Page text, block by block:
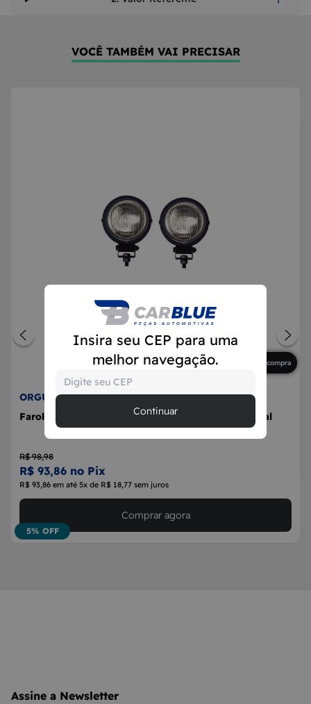
Insira seu CEP para uma
melhor navegação.
Continuar
VOCÊ TAMBÉM VAI PRECISAR
Primeira compra
ORGUS
Farol Milha Auxiliar Redondo Milha 92mm Universal
R$ 98,98
R$ 93,86 no Pix
R$ 93,86 em até 5x de R$ 18,77 sem juros
5% OFF
Comprar agora
Assine a Newsletter